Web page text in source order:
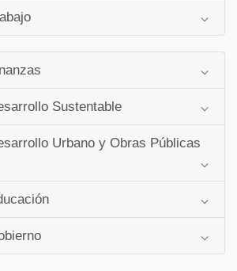
Sustentable
Urbano y Obras Públicas